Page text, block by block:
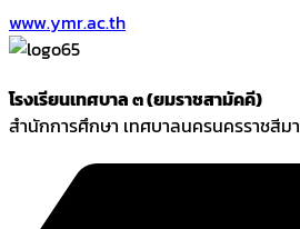
www.ymr.ac.th
โรงเรียนเทศบาล ๓ (ยมราชสามัคคี)
สำนักการศึกษา เทศบาลนครนครราชสีมา